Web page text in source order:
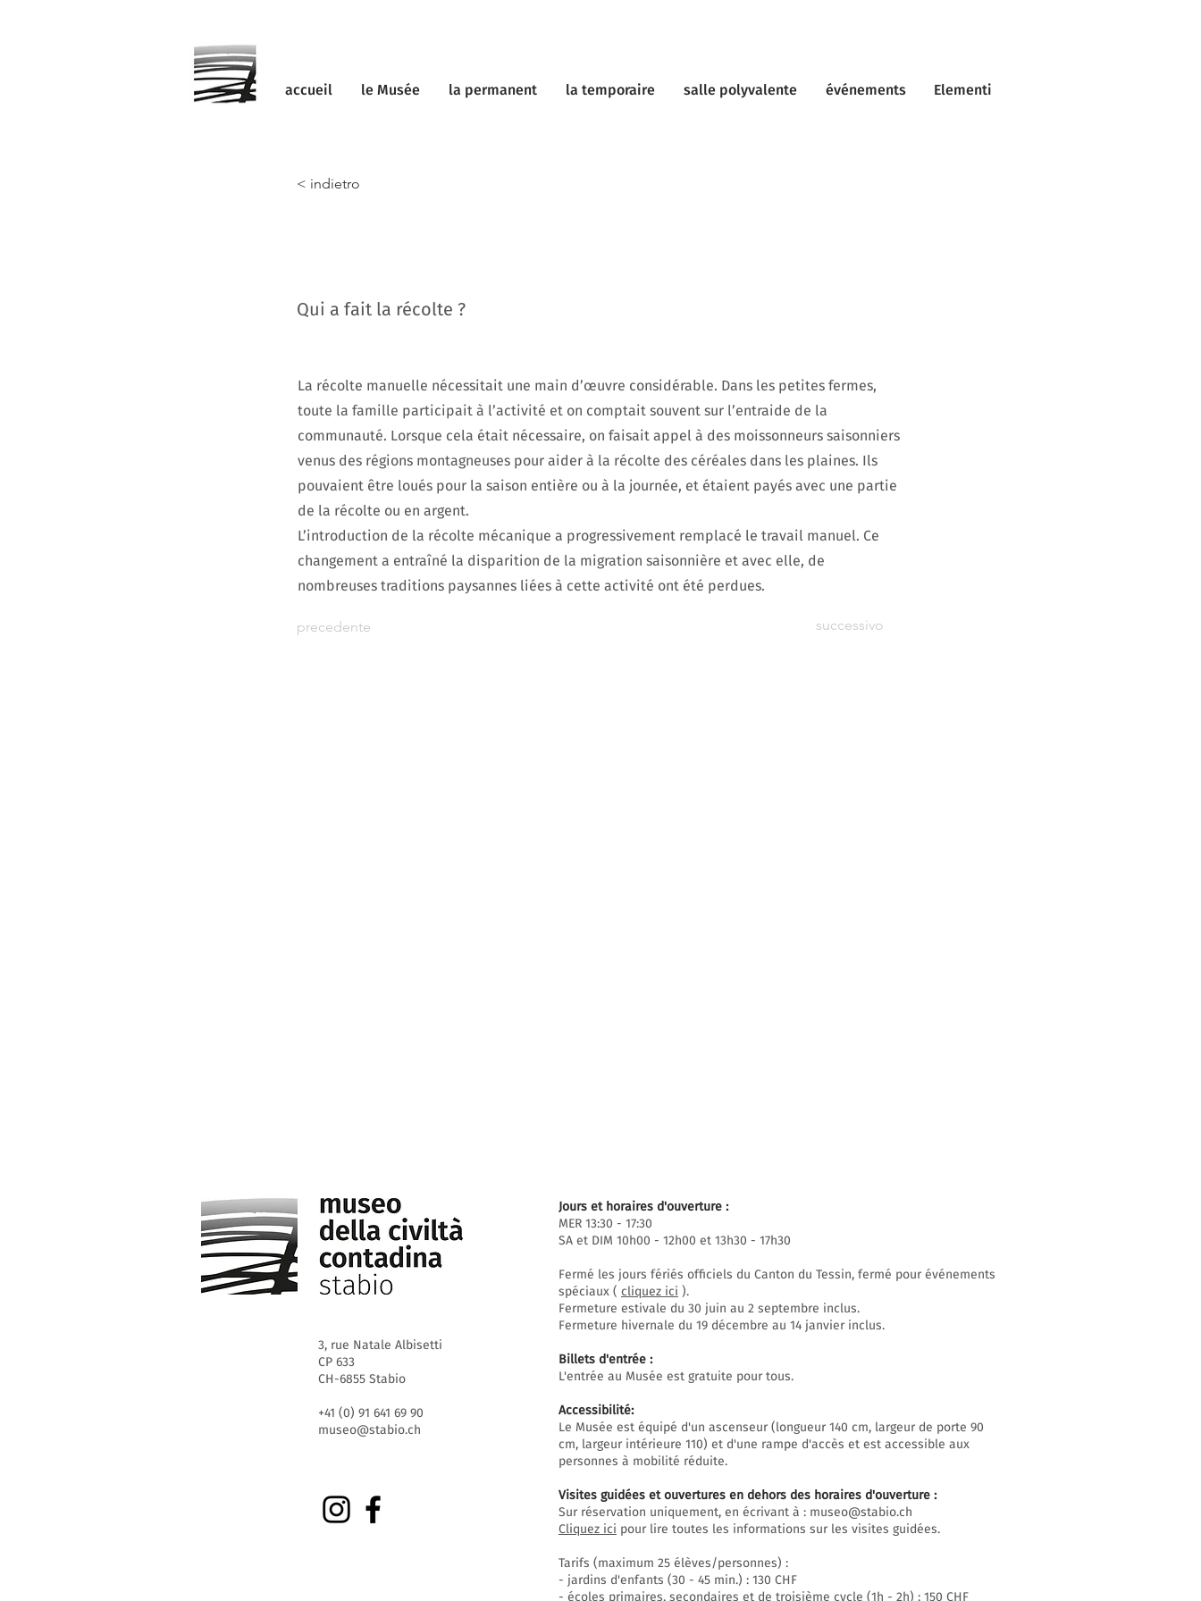
accueil le Musée la permanent la temporaire salle polyvalente événements Elementi
< indietro
Qui a fait la récolte ?
La récolte manuelle nécessitait une main d’œuvre considérable. Dans les petites fermes,
toute la famille participait à l’activité et on comptait souvent sur l’entraide de la
communauté. Lorsque cela était nécessaire, on faisait appel à des moissonneurs saisonniers
venus des régions montagneuses pour aider à la récolte des céréales dans les plaines. Ils
pouvaient être loués pour la saison entière ou à la journée, et étaient payés avec une partie
de la récolte ou en argent.
L’introduction de la récolte mécanique a progressivement remplacé le travail manuel. Ce
changement a entraîné la disparition de la migration saisonnière et avec elle, de
nombreuses traditions paysannes liées à cette activité ont été perdues.
precedente successivo
3, rue Natale Albisetti
CP 633
CH-6855 Stabio
+41 (0) 91 641 69 90
museo@stabio.ch
Jours et horaires d'ouverture :
MER 13:30 - 17:30
SA et DIM 10h00 - 12h00 et 13h30 - 17h30
Fermé les jours fériés officiels du Canton du Tessin, fermé pour événements
spéciaux ( cliquez ici ).
Fermeture estivale du 30 juin au 2 septembre inclus.
Fermeture hivernale du 19 décembre au 14 janvier inclus.
Billets d'entrée :
L'entrée au Musée est gratuite pour tous.
Accessibilité:
Le Musée est équipé d'un ascenseur (longueur 140 cm, largeur de porte 90
cm, largeur intérieure 110) et d'une rampe d'accès et est accessible aux
personnes à mobilité réduite.
Visites guidées et ouvertures en dehors des horaires d'ouverture :
Sur réservation uniquement, en écrivant à : museo@stabio.ch
Cliquez ici pour lire toutes les informations sur les visites guidées.
Tarifs (maximum 25 élèves/personnes) :
- jardins d'enfants (30 - 45 min.) : 130 CHF
- écoles primaires, secondaires et de troisième cycle (1h - 2h) : 150 CHF